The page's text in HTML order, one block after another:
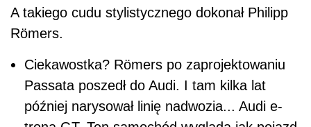
A takiego cudu stylistycznego dokonał Philipp
Römers.
Ciekawostka? Römers po zaprojektowaniu
Passata poszedł do Audi. I tam kilka lat
później narysował linię nadwozia... Audi e-